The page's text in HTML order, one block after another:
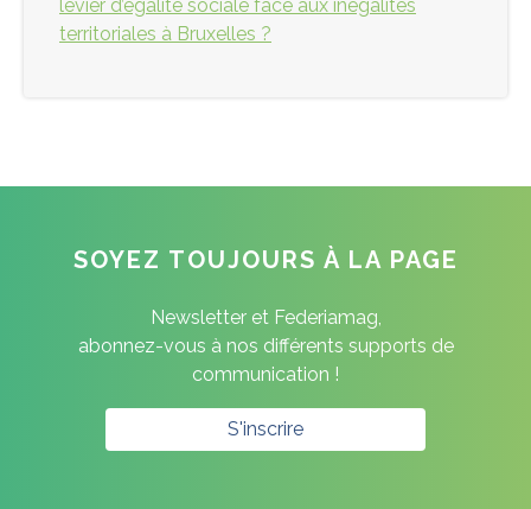
levier d’égalité sociale face aux inégalités
territoriales à Bruxelles ?
SOYEZ TOUJOURS À LA PAGE
Newsletter et Federiamag,
abonnez-vous à nos différents supports de
communication !
S'inscrire